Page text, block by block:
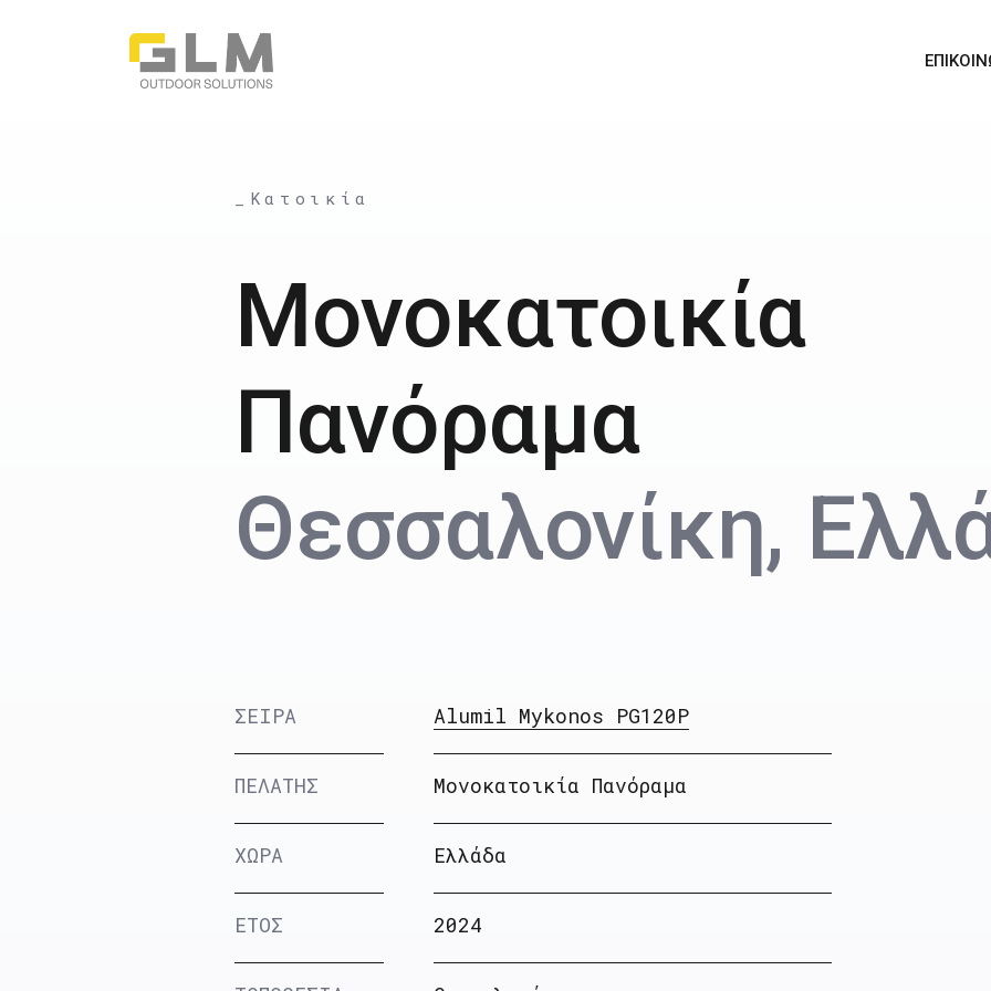
_Κατοικία
Μονοκατοικία
Πανόραμα
Θεσσαλονίκη,
ΣΕΙΡΑ Alumil Mykonos PG120P
ΠΕΛΑΤΗΣ Μονοκατοικία Πανόραμα
ΧΩΡΑ Ελλάδα
ΕΤΟΣ 2024